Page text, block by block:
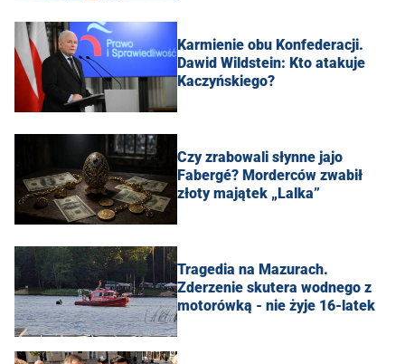
Karmienie obu Konfederacji.
Dawid Wildstein: Kto atakuje
Kaczyńskiego?
Czy zrabowali słynne jajo
Fabergé? Morderców zwabił
złoty majątek „Lalka”
Tragedia na Mazurach.
Zderzenie skutera wodnego z
motorówką - nie żyje 16-latek